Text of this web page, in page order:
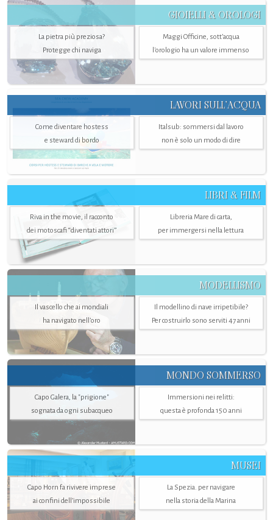
GIOIELLI & OROLOGI
La pietra più preziosa?
Protegge chi naviga
Maggi Officine, sott’acqua
l'orologio ha un valore immenso
LAVORI SULL’ACQUA
Come diventare hostess
e steward di bordo
Italsub: sommersi dal lavoro
non è solo un modo di dire
LIBRI & FILM
Riva in the movie, il racconto
dei motoscafi “diventati attori”
Libreria Mare di carta,
per immergersi nella lettura
MODELLISMO
Il vascello che ai mondiali
ha navigato nell’oro
Il modellino di nave irripetibile?
Per costruirlo sono serviti 47 anni
MONDO SOMMERSO
Capo Galera, la "prigione"
sognata da ogni subacqueo
Immersioni nei relitti:
questa è profonda 150 anni
MUSEI
Capo Horn fa rivivere imprese
ai confini dell’impossibile
La Spezia. per navigare
nella storia della Marina